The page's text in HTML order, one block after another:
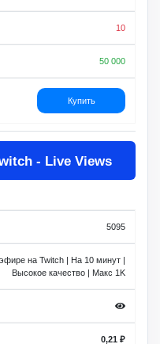
10
50 000
Купить
- Live Views
5095
на Twitch | На 10 минут |
Высокое качество | Макс 1K
0,21 ₽